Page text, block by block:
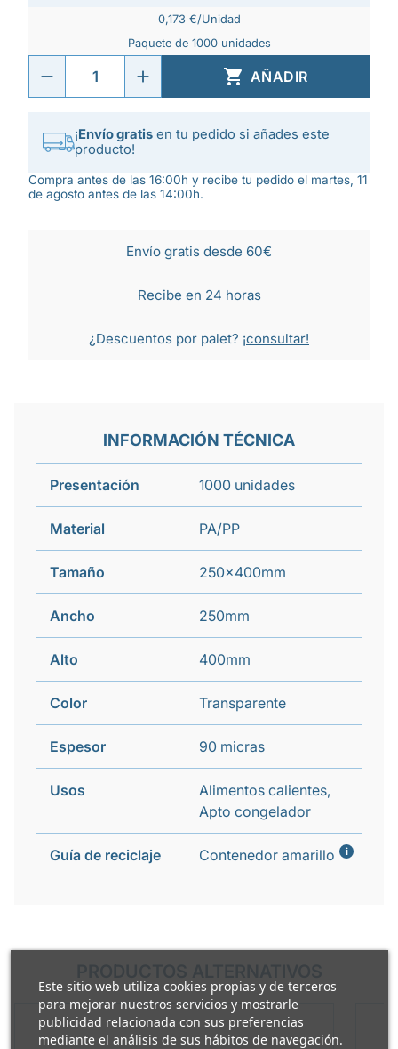
Este sitio web utiliza cookies propias y de terceros
para mejorar nuestros servicios y mostrarle
publicidad relacionada con sus preferencias
mediante el análisis de sus hábitos de navegación.
0,173 €/Unidad
Paquete de 1000 unidades
 AÑADIR
¡Envío gratis en tu pedido si añades este
producto!
Compra antes de las 16:00h y recibe tu pedido el martes, 11
de agosto antes de las 14:00h.
Envío gratis desde 60€
Recibe en 24 horas
¿Descuentos por palet? ¡consultar!
INFORMACIÓN TÉCNICA
Presentación 1000 unidades
Material PA/PP
Tamaño 250x400mm
Ancho 250mm
Alto 400mm
Color Transparente
Espesor 90 micras
Usos
Alimentos calientes,
Apto congelador
Guía de reciclaje Contenedor amarillo i